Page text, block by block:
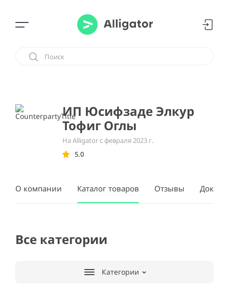
ИП Юсифзаде Элкур
Тофиг Оглы
На Alligator с февраля 2023 г.
5.0
О компании Каталог товаров Отзывы
Все категории
Категории